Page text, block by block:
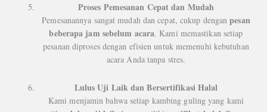
Proses Pemesanan Cepat dan Mudah
Pemesanannya sangat mudah dan cepat, cukup denganpesan
beberapa jam sebelum acara. Kami memastikan setiap
pesanan diproses dengan efisien untuk memenuhi kebutuhan
acara Anda tanpa stres.
Lulus Uji Laik dan Bersertifikasi Halal
Kami menjamin bahwa setiap kambing guling yang kami